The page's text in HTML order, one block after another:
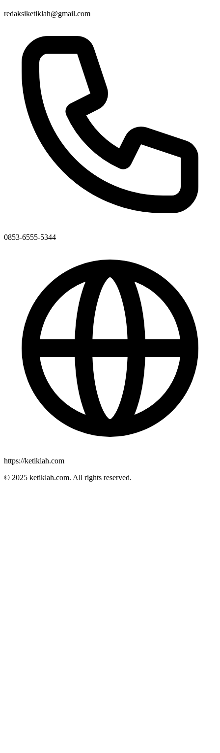
redaksiketiklah@gmail.com
0853-6555-5344
https://ketiklah.com
© 2025 ketiklah.com. All rights reserved.